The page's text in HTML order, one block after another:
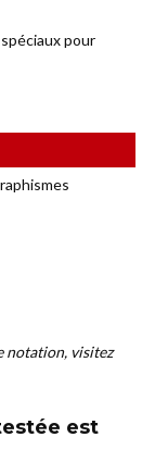
pour
notation, visitez
est